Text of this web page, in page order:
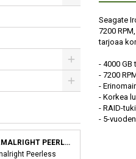
THERMALRIGHT PEERLESS ASSASSIN 120 SE SUORITIN JÄÄHDYTYSLEVY/JÄÄHDYTIN 12 CM MUSTA
Peerless
Seagate
7200
tarjoaa
- 4000
- 7200
-
- Korkea
- RAID-tuki
- 5-